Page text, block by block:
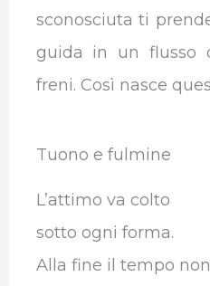
sconosciuta ti
guida in un flusso
freni. Così nasce
Tuono e fulmine
L’attimo va colto
sotto ogni forma.
Alla fine il tempo